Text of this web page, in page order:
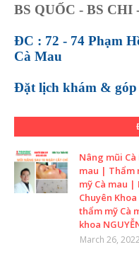
BS QUỐC - BS
ĐC : 72 - 74 Phạm
Cà Mau
Đặt lịch khám &
Nâng mũi
mau | Thẩm
mỹ Cà mau |
Chuyên
thẩm mỹ Cà
khoa
March 26, 2022